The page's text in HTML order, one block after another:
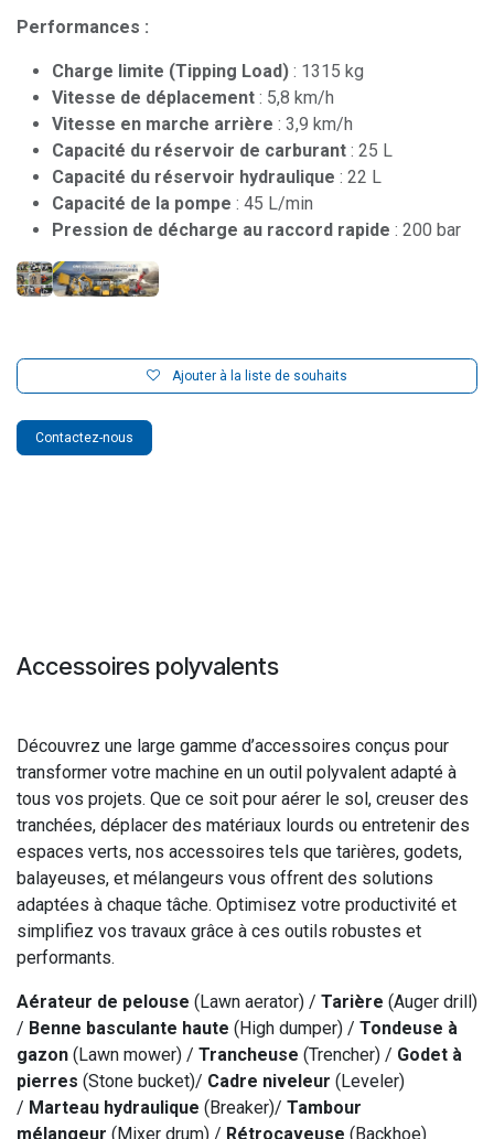
Performances :
Charge limite (Tipping Load) : 1315 kg
Vitesse de déplacement : 5,8 km/h
Vitesse en marche arrière : 3,9 km/h
Capacité du réservoir de carburant : 25 L
Capacité du réservoir hydraulique : 22 L
Capacité de la pompe : 45 L/min
Pression de décharge au raccord rapide : 200 bar
Ajouter à la liste de souhaits
Contactez-nous
Accessoires polyvalents
Découvrez une large gamme d’accessoires conçus pour
transformer votre machine en un outil polyvalent adapté à
tous vos projets. Que ce soit pour aérer le sol, creuser des
tranchées, déplacer des matériaux lourds ou entretenir des
espaces verts, nos accessoires tels que tarières, godets,
balayeuses, et mélangeurs vous offrent des solutions
adaptées à chaque tâche. Optimisez votre productivité et
simplifiez vos travaux grâce à ces outils robustes et
performants.
Aérateur de pelouse (Lawn aerator) / Tarière (Auger drill)
/ Benne basculante haute (High dumper) / Tondeuse à
gazon (Lawn mower) / Trancheuse (Trencher) / Godet à
pierres (Stone bucket)/ Cadre niveleur (Leveler)
/ Marteau hydraulique (Breaker)/ Tambour
mélangeur (Mixer drum) / Rétrocaveuse (Backhoe)